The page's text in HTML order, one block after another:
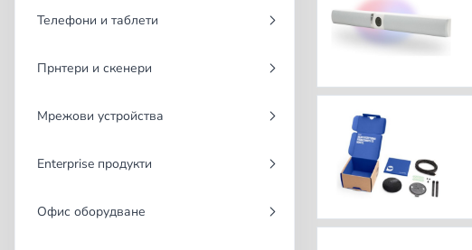
Телефони и таблети
Прнтери и скенери
Мрежови устройства
Enterprise продукти
Офис оборудване